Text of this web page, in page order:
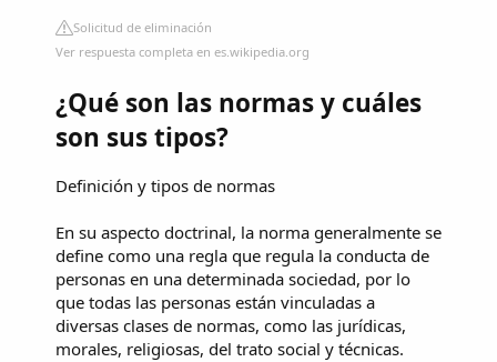
Solicitud de eliminación
Ver respuesta completa en es.wikipedia.org
¿Qué son las normas y cuáles
son sus tipos?
Definición y tipos de normas
En su aspecto doctrinal, la norma generalmente se
define como una regla que regula la conducta de
personas en una determinada sociedad, por lo
que todas las personas están vinculadas a
diversas clases de normas, como las jurídicas,
morales, religiosas, del trato social y técnicas.